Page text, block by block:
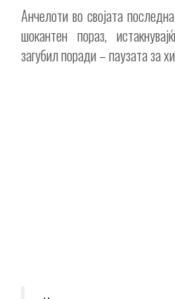
Анчелоти во својата
шокантен пораз,
загубил поради – паузата за